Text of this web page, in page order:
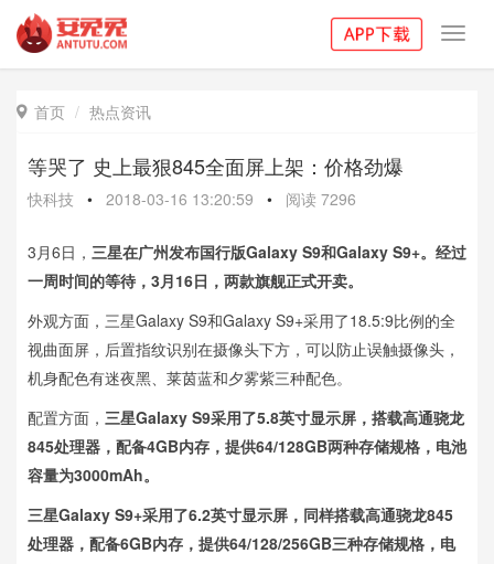
 首页 热点资讯
等哭了 史上最狠845全面屏上架：价格劲爆
快科技 • 2018-03-16 13:20:59 • 阅读 7296
3月6日， 三星在广州发布国行版Galaxy S9和Galaxy S9+。经过
一周时间的等待，3月16日，两款旗舰正式开卖。
外观方面，三星Galaxy S9和Galaxy S9+采用了18.5:9比例的全
视曲面屏，后置指纹识别在摄像头下方，可以防止误触摄像头，
机身配色有迷夜黑、莱茵蓝和夕雾紫三种配色。
配置方面， 三星Galaxy S9采用了5.8英寸显示屏，搭载高通骁龙
845处理器，配备4GB内存，提供64/128GB两种存储规格，电池
容量为3000mAh。
三星Galaxy S9+采用了6.2英寸显示屏，同样搭载高通骁龙845
处理器，配备6GB内存，提供64/128/256GB三种存储规格，电